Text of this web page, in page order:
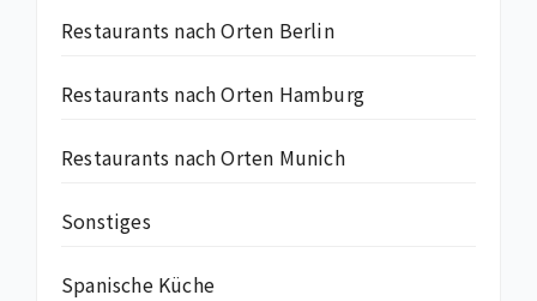
Restaurants nach Orten Berlin
Restaurants nach Orten Hamburg
Restaurants nach Orten Munich
Sonstiges
Spanische Küche